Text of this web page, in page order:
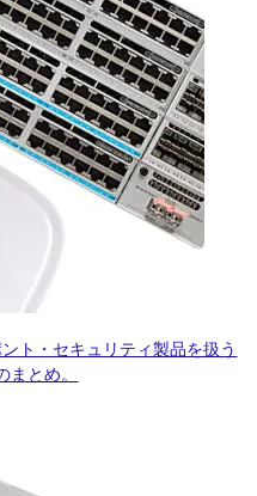
ト・セキュリティ製品を扱う
とめ。